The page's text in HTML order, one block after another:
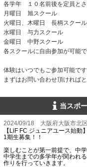
各学年 １０名前後を定員とさ
月曜日 旭スクール
火曜日、木曜日 長柄スクール
水曜日 与力スクール
金曜日 中野スクール
各スクールに自由参加が可能
体験はいつでもご参加可能です
まずはお問い合わせ頂ければと
当スポ
2024/09/18 大阪府大阪市北区
【LiF FC ジュニアユース始動】
1期生募集！！
楽しむことが第一前提で、中
中学生までの多学年が関われ
作りを行っていきます。